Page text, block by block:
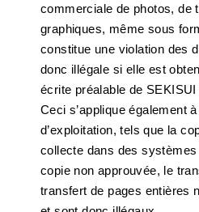
commerciale de photos, de
graphiques, même sous
constitue une violation des
donc illégale si elle est
écrite préalable de
Ceci s’applique également
d’exploitation, tels que la
collecte dans des
copie non approuvée, le
transfert de pages entières